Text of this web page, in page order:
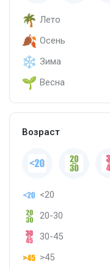
Лето
Осень
Зима
Весна
Возраст
<20
20-30
30-45
>45